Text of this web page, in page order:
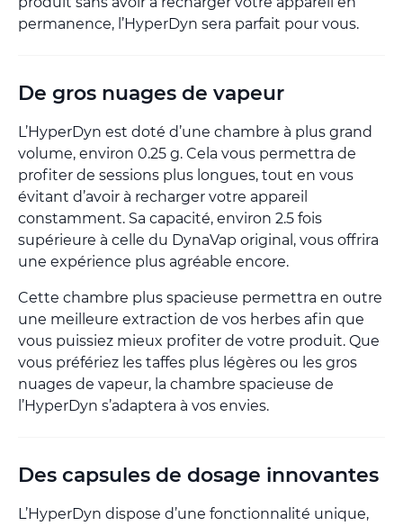
permanence, l’HyperDyn sera parfait pour vous.
De gros nuages de vapeur
L’HyperDyn est doté d’une chambre à plus grand
volume, environ 0.25 g. Cela vous permettra de
profiter de sessions plus longues, tout en vous
évitant d’avoir à recharger votre appareil
constamment. Sa capacité, environ 2.5 fois
supérieure à celle du DynaVap original, vous offrira
une expérience plus agréable encore.
Cette chambre plus spacieuse permettra en outre
une meilleure extraction de vos herbes afin que
vous puissiez mieux profiter de votre produit. Que
vous préfériez les taffes plus légères ou les gros
nuages de vapeur, la chambre spacieuse de
l’HyperDyn s’adaptera à vos envies.
Des capsules de dosage innovantes
L’HyperDyn dispose d’une fonctionnalité unique,